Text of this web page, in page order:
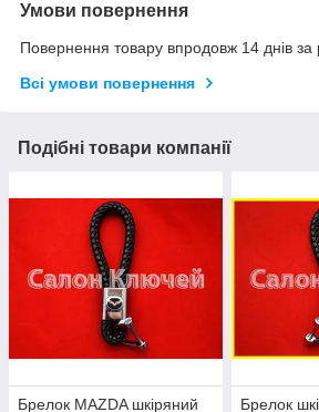
Умови повернення
Повернення товару впродовж 14 днів за
Всі умови повернення
Подібні товари компанії
Брелок MAZDA шкіряний
Брелок